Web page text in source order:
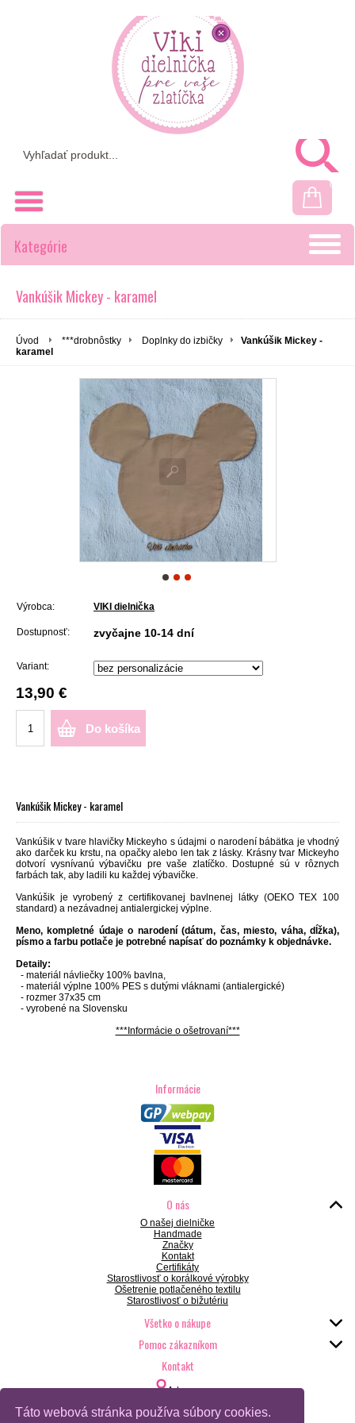
Táto webová stránka používa súbory cookies.
Prihlásenie
0
Kategórie
Vankúšik Mickey - karamel
Úvod ***drobnôstky Doplnky do izbičky
Vankúšik Mickey -
karamel
Výrobca: VIKI dielnička
Dostupnosť: zvyčajne 10-14 dní
Variant:
13,90 €
Do košíka
Vankúšik Mickey - karamel
Vankúšik v tvare hlavičky Mickeyho s údajmi o narodení bábätka je vhodný
ako darček ku krstu, na opačky alebo len tak z lásky. Krásny tvar Mickeyho
dotvorí vysnívanú výbavičku pre vaše zlatíčko. Dostupné sú v rôznych
farbách tak, aby ladili ku každej výbavičke.
Vankúšik je vyrobený z certifikovanej bavlnenej látky (OEKO TEX 100
standard) a nezávadnej antialergickej výplne.
Meno, kompletné údaje o narodení (dátum, čas, miesto, váha, dĺžka),
písmo a farbu potlače je potrebné napísať do poznámky k objednávke.
Detaily:
- materiál návliečky 100% bavlna,
- materiál výplne 100% PES s dutými vláknami (antialergické)
- rozmer 37x35 cm
- vyrobené na Slovensku
***Informácie o ošetrovaní***
Informácie
O nás
O našej dielničke
Handmade
Značky
Kontakt
Certifikáty
Starostlivosť o korálkové výrobky
Ošetrenie potlačeného textilu
Starostlivosť o bižutériu
Všetko o nákupe
Pomoc zákazníkom
Kontakt
Adresa: